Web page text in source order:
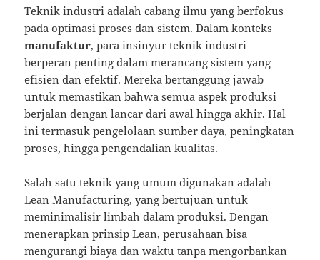
Teknik industri adalah cabang ilmu yang berfokus
pada optimasi proses dan sistem. Dalam konteks
manufaktur, para insinyur teknik industri
berperan penting dalam merancang sistem yang
efisien dan efektif. Mereka bertanggung jawab
untuk memastikan bahwa semua aspek produksi
berjalan dengan lancar dari awal hingga akhir. Hal
ini termasuk pengelolaan sumber daya, peningkatan
proses, hingga pengendalian kualitas.
Salah satu teknik yang umum digunakan adalah
Lean Manufacturing, yang bertujuan untuk
meminimalisir limbah dalam produksi. Dengan
menerapkan prinsip Lean, perusahaan bisa
mengurangi biaya dan waktu tanpa mengorbankan